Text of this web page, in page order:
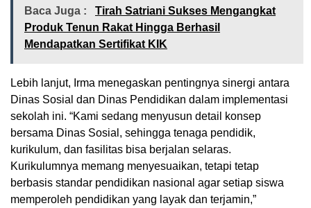
Baca Juga :
Tirah Satriani Sukses Mengangkat
Produk Tenun Rakat Hingga Berhasil
Mendapatkan Sertifikat KIK
Lebih lanjut, Irma menegaskan pentingnya sinergi antara
Dinas Sosial dan Dinas Pendidikan dalam implementasi
sekolah ini. “Kami sedang menyusun detail konsep
bersama Dinas Sosial, sehingga tenaga pendidik,
kurikulum, dan fasilitas bisa berjalan selaras.
Kurikulumnya memang menyesuaikan, tetapi tetap
berbasis standar pendidikan nasional agar setiap siswa
memperoleh pendidikan yang layak dan terjamin,”